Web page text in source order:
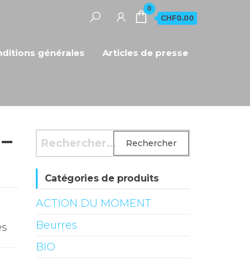
0
CHF0.00
générales Articles de presse
Rechercher :
Catégories de produits
ACTION DU MOMENT
Beurres
BIO